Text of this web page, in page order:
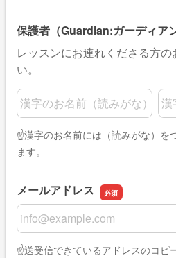
保護者（Guardian:ガーディア
レッスンにお連れくださる方
い。
名前の姓
名
☝️漢字のお名前には（読みがな）を
ます。
メールアドレス
メールアドレス
☝️送受信できているアドレスのコピ